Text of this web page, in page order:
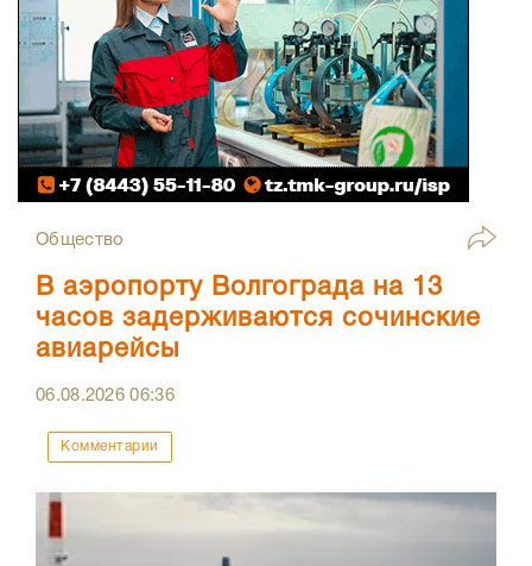
Общество
В аэропорту Волгограда на 13
часов задерживаются сочинские
авиарейсы
06.08.202606:36
Комментарии